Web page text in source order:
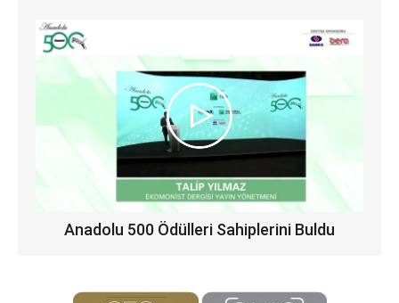
Anadolu 500 Ödülleri Sahiplerini Buldu